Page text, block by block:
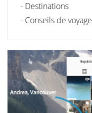
- Destinations
- Conseils de voyage